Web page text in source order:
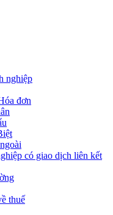
nghiệp
đơn
có giao dịch liên kết
thuế